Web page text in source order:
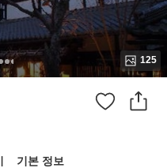
125
기본 정보